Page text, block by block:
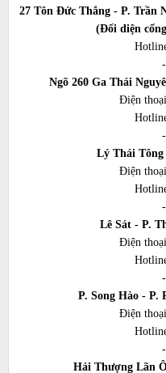
27 Tôn Đức Thắng - P. Trần
(Đối diện
Ngõ 260 Ga Thái
Điện
Lý Thái
Điện
Lê Sát - P.
Điện
P. Song Hào - P.
Điện
Hải Thượng Lãn